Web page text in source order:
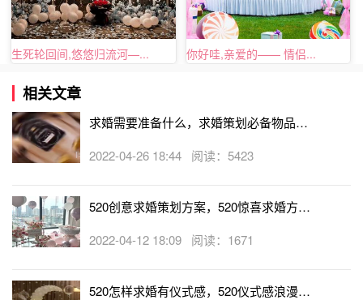
生死轮回间,悠悠归流河—... 你好哇,亲爱的—— 情侣...
相关文章
求婚需要准备什么，求婚策划必备物品推
2022-04-26 18:44 阅读：5423
520创意求婚策划方案，520惊喜求婚方式
2022-04-12 18:09 阅读：1671
520怎样求婚有仪式感，520仪式感浪漫求